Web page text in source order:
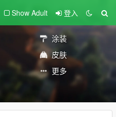
Show Adult 登入
涂装
皮肤
更多